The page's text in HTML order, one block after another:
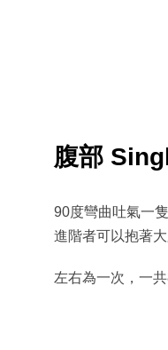
腹部
90度彎曲吐氣一
進階者可以抱著
左右為一次，一